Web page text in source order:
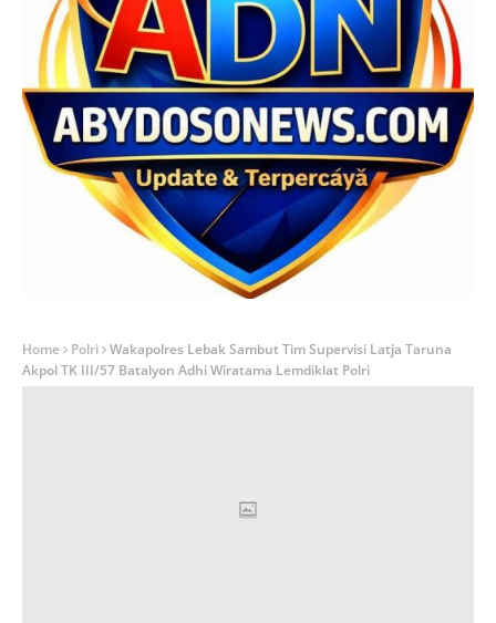
Home Polri Wakapolres Lebak Sambut Tim Supervisi Latja Taruna
Akpol TK III/57 Batalyon Adhi Wiratama Lemdiklat Polri